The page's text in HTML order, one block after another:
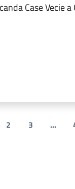
Case Vecie a
2 3 ...